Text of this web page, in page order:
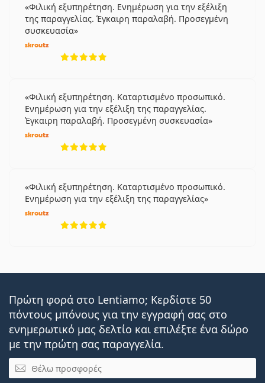
Φιλική εξυπηρέτηση. Ενημέρωση για την εξέλιξη
της παραγγελίας. Έγκαιρη παραλαβή. Προσεγμένη
συσκευασία
Φιλική εξυπηρέτηση. Καταρτισμένο προσωπικό.
Ενημέρωση για την εξέλιξη της παραγγελίας.
Έγκαιρη παραλαβή. Προσεγμένη συσκευασία
Φιλική εξυπηρέτηση. Καταρτισμένο προσωπικό.
Ενημέρωση για την εξέλιξη της παραγγελίας
Πρώτη φορά στο Lentiamo; Κερδίστε 50
πόντους μπόνους για την εγγραφή σας στο
ενημερωτικό μας δελτίο και επιλέξτε ένα δώρο
με την πρώτη σας παραγγελία.
Email